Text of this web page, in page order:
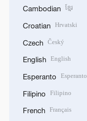
Cambodian ខ្មែរ
Croatian Hrvatski
Czech Český
English English
Esperanto Esperanto
Filipino Filipino
French Français